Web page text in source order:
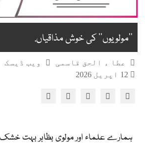
’’مولویوں‘‘ کی خوش مذاقیاں.
عطا ء الحق قاسمی
ویب ڈیسک
ہمارے علماء اور مولوی بظاہر بہت خشک